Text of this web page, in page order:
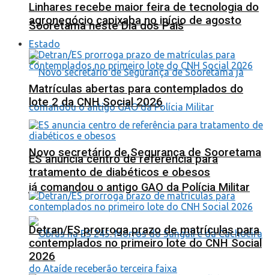
Sooretama neste Dia dos Pais
Novo secretário de Segurança de Sooretama
já comandou o antigo GAO da Polícia Militar
Linhares recebe maior feira de tecnologia do
agronegócio capixaba no início de agosto
Estado
Matrículas abertas para contemplados do
lote 2 da CNH Social 2026
ES anuncia centro de referência para
tratamento de diabéticos e obesos
Detran/ES prorroga prazo de matrículas para
contemplados no primeiro lote do CNH Social
2026